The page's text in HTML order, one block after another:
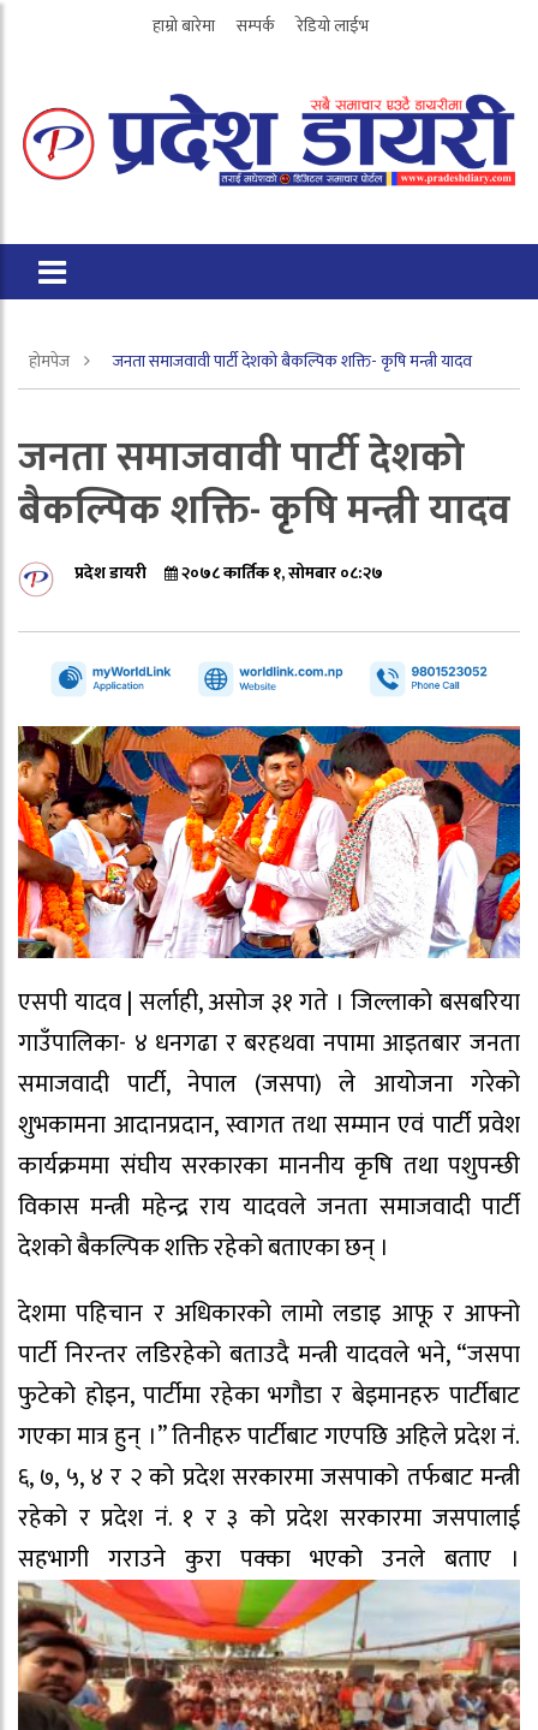
हाम्रो बारेमा सम्पर्क रेडियो लाईभ
होमपेज जनता समाजवावी पार्टी देशको बैकल्पिक शक्ति- कृषि मन्त्री यादव
जनता समाजवावी पार्टी देशको
बैकल्पिक शक्ति- कृषि मन्त्री यादव
प्रदेश डायरी २०७८ कार्तिक १, सोमबार ०८:२७
एसपी यादव | सर्लाही, असोज ३१ गते । जिल्लाको बसबरिया
गाउँपालिका- ४ धनगढा र बरहथवा नपामा आइतबार जनता
समाजवादी पार्टी, नेपाल (जसपा) ले आयोजना गरेको
शुभकामना आदानप्रदान, स्वागत तथा सम्मान एवं पार्टी प्रवेश
कार्यक्रममा संघीय सरकारका माननीय कृषि तथा पशुपन्छी
विकास मन्त्री महेन्द्र राय यादवले जनता समाजवादी पार्टी
देशको बैकल्पिक शक्ति रहेको बताएका छन् ।
देशमा पहिचान र अधिकारको लामो लडाइ आफू र आफ्नो
पार्टी निरन्तर लडिरहेको बताउदै मन्त्री यादवले भने, “जसपा
फुटेको होइन, पार्टीमा रहेका भगौडा र बेइमानहरु पार्टीबाट
गएका मात्र हुन् ।” तिनीहरु पार्टीबाट गएपछि अहिले प्रदेश नं.
६, ७, ५, ४ र २ को प्रदेश सरकारमा जसपाको तर्फबाट मन्त्री
रहेको र प्रदेश नं. १ र ३ को प्रदेश सरकारमा जसपालाई
सहभागी गराउने कुरा पक्का भएको उनले बताए ।